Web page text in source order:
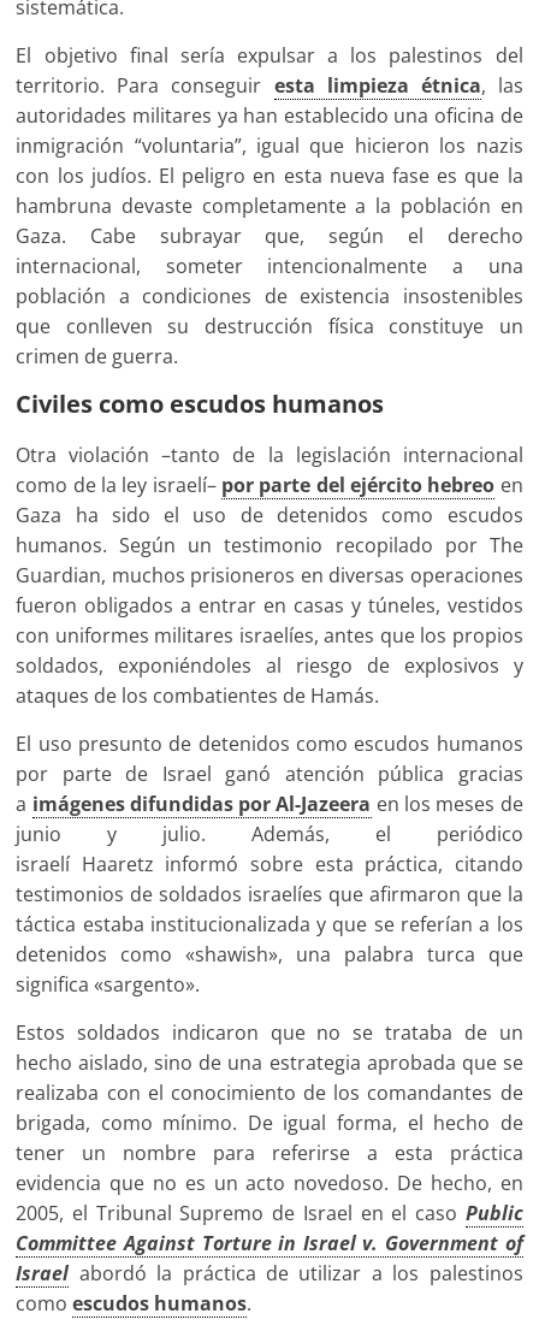
sistemática.
El objetivo final sería expulsar a los palestinos del
territorio. Para conseguir esta limpieza étnica, las
autoridades militares ya han establecido una oficina de
inmigración “voluntaria”, igual que hicieron los nazis
con los judíos. El peligro en esta nueva fase es que la
hambruna devaste completamente a la población en
Gaza. Cabe subrayar que, según el derecho
internacional, someter intencionalmente a una
población a condiciones de existencia insostenibles
que conlleven su destrucción física constituye un
crimen de guerra.
Civiles como escudos humanos
Otra violación –tanto de la legislación internacional
como de la ley israelí– por parte del ejército hebreo en
Gaza ha sido el uso de detenidos como escudos
humanos. Según un testimonio recopilado por The
Guardian, muchos prisioneros en diversas operaciones
fueron obligados a entrar en casas y túneles, vestidos
con uniformes militares israelíes, antes que los propios
soldados, exponiéndoles al riesgo de explosivos y
ataques de los combatientes de Hamás.
El uso presunto de detenidos como escudos humanos
por parte de Israel ganó atención pública gracias
a imágenes difundidas por Al-Jazeera en los meses de
junio y julio. Además, el periódico
israelí Haaretz informó sobre esta práctica, citando
testimonios de soldados israelíes que afirmaron que la
táctica estaba institucionalizada y que se referían a los
detenidos como «shawish», una palabra turca que
significa «sargento».
Estos soldados indicaron que no se trataba de un
hecho aislado, sino de una estrategia aprobada que se
realizaba con el conocimiento de los comandantes de
brigada, como mínimo. De igual forma, el hecho de
tener un nombre para referirse a esta práctica
evidencia que no es un acto novedoso. De hecho, en
2005, el Tribunal Supremo de Israel en el caso Public
Committee Against Torture in Israel v. Government of
Israel abordó la práctica de utilizar a los palestinos
comoescudos humanos.